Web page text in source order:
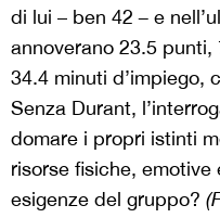
di lui – ben 42 – e
annoverano 23.5
34.4 minuti d’impiego,
Senza Durant,
domare i propri istinti
risorse fisiche,
esigenze del gruppo?